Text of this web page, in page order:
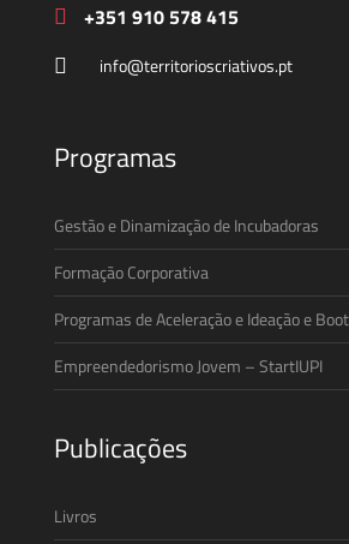
+351 910 578 415
info@territorioscriativos.pt
Programas
Gestão e Dinamização de Incubadoras
Formação Corporativa
Programas de Aceleração e Ideação e
Empreendedorismo Jovem – StartIUPI
Publicações
Livros